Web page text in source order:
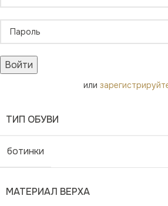
Войти
или
ТИП ОБУВИ
ботинки
МАТЕРИАЛ ВЕРХА